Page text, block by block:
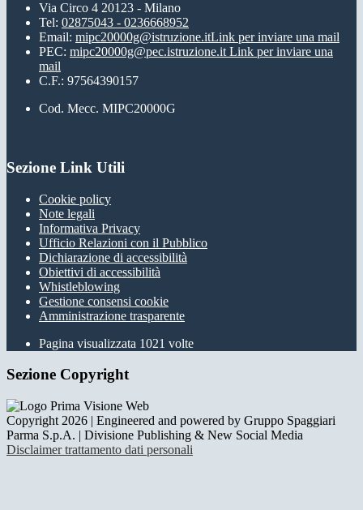
Via Circo 4 20123 - Milano
Tel: 02875043 - 0236668952
Email: mipc20000g@istruzione.itLink per inviare una mail
PEC: mipc20000g@pec.istruzione.it Link per inviare una
mail
C.F.: 97564390157
Cod. Mecc. MIPC20000G
Sezione Link Utili
Cookie policy
Note legali
Informativa Privacy
Ufficio Relazioni con il Pubblico
Dichiarazione di accessibilità
Obiettivi di accessibilità
Whistleblowing
Gestione consensi cookie
Amministrazione trasparente
Pagina visualizzata 1021 volte
Sezione Copyright
Copyright 2026 | Engineered and powered by Gruppo Spaggiari
Parma S.p.A. | Divisione Publishing & New Social Media
Disclaimer trattamento dati personali